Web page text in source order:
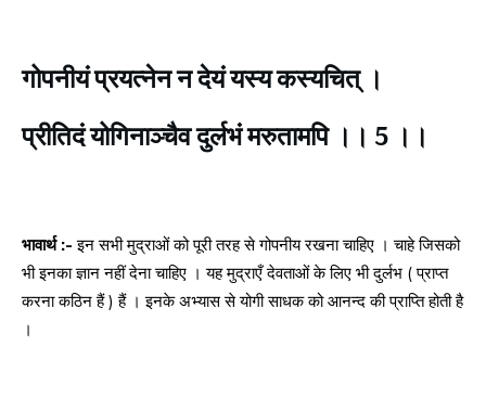
गोपनीयं प्रयत्नेन न देयं यस्य कस्यचित् ।
प्रीतिदं योगिनाञ्चैव दुर्लभं मरुतामपि ।। 5 ।।
भावार्थ :-इन सभी मुद्राओं को पूरी तरह से गोपनीय रखना चाहिए । चाहे जिसको
भी इनका ज्ञान नहीं देना चाहिए । यह मुद्राएँ देवताओं के लिए भी दुर्लभ ( प्राप्त
करना कठिन हैं ) हैं । इनके अभ्यास से योगी साधक को आनन्द की प्राप्ति होती है
।